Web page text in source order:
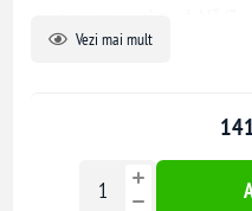
metri , oferind flexibilitate în
PVC, metal și cupru
(120 LED-uri/metru), ornamentul
în exterior, rezistent la
prin adaptor 220–240V, cu ieșire
Vezi mai mult